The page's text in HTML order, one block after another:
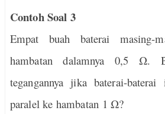
Contoh Soal 3
Empat buah baterai
hambatan dalamnya 0,5 Ω.
tegangannya jika baterai-
paralel ke hambatan 1 Ω?